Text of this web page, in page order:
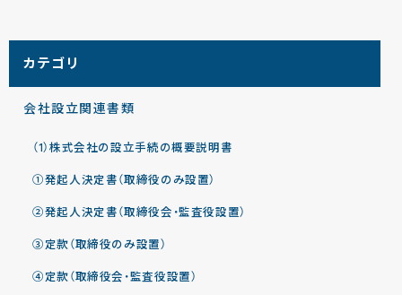
カテゴリ
会社設立関連書類
（1）株式会社の設立手続の概要説明書
①発起人決定書（取締役のみ設置）
②発起人決定書（取締役会・監査役設置）
③定款（取締役のみ設置）
④定款（取締役会・監査役設置）